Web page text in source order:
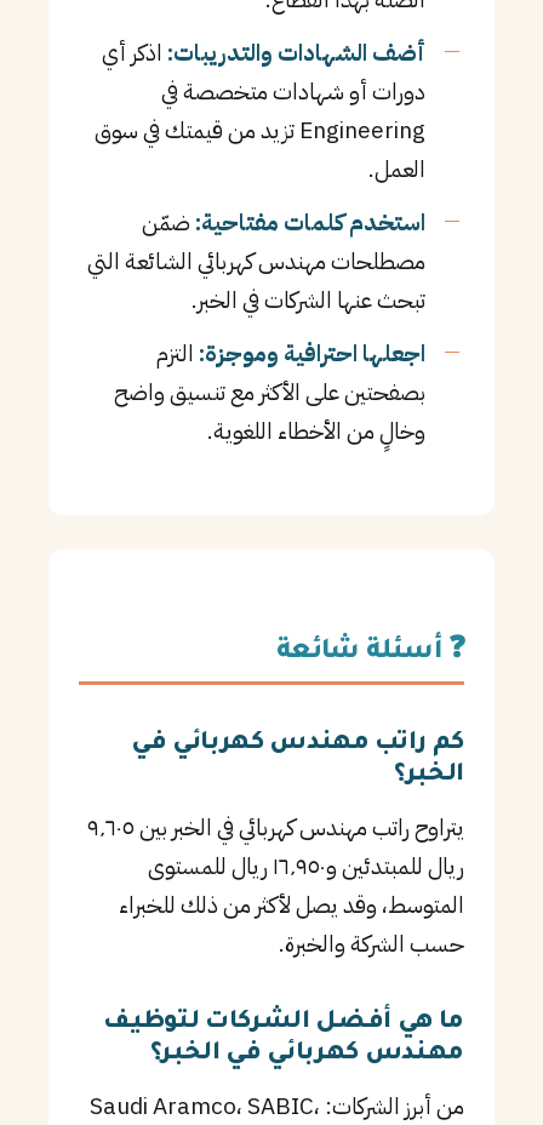
أضف الشهادات والتدريبات: اذكر أي
دورات أو شهادات متخصصة في
Engineering تزيد من قيمتك في سوق
العمل.
استخدم كلمات مفتاحية: ضمّن
مصطلحات مهندس كهربائي الشائعة التي
تبحث عنها الشركات في الخبر.
اجعلها احترافية وموجزة: التزم
بصفحتين على الأكثر مع تنسيق واضح
وخالٍ من الأخطاء اللغوية.
❓ أسئلة شائعة
كم راتب مهندس كهربائي في
الخبر؟
يتراوح راتب مهندس كهربائي في الخبر بين ٩٬٦٠٥
ريال للمبتدئين و١٦٬٩٥٠ ريال للمستوى
المتوسط، وقد يصل لأكثر من ذلك للخبراء
حسب الشركة والخبرة.
ما هي أفضل الشركات لتوظيف
مهندس كهربائي في الخبر؟
من أبرز الشركات: Saudi Aramco، SABIC،